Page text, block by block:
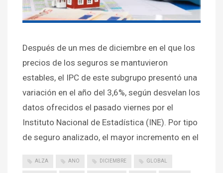
Después de un mes de diciembre en el que los
precios de los seguros se mantuvieron
estables, el IPC de este subgrupo presentó una
variación en el año del 3,6%, según desvelan los
datos ofrecidos el pasado viernes por el
Instituto Nacional de Estadística (INE). Por tipo
de seguro analizado, el mayor incremento en el
ALZA ANO DICIEMBRE GLOBAL